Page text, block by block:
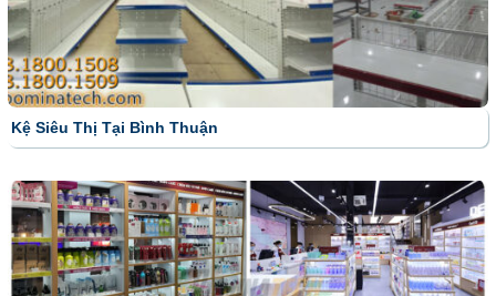
Kệ Siêu Thị Tại Bình Thuận